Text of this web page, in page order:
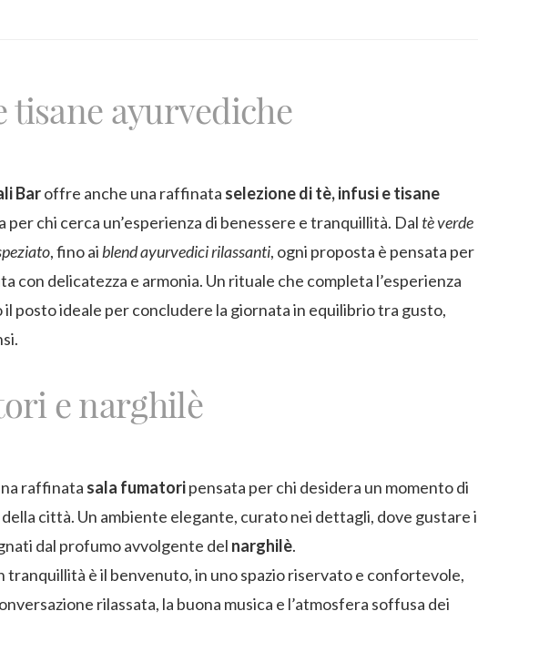
tisane ayurvediche
Baroffre anche una raffinata selezione di tè, infusi e tisane
per chi cerca un’esperienza di benessere e tranquillità. Dal tè verde
, fino ai blend ayurvedici rilassanti, ogni proposta è pensata per
con delicatezza e armonia. Un rituale che completa l’esperienza
posto ideale per concludere la giornata in equilibrio tra gusto,
e narghilè
raffinata sala fumatoripensata per chi desidera un momento di
città. Un ambiente elegante, curato nei dettagli, dove gustare i
dal profumo avvolgente del narghilè.
tranquillità è il benvenuto, in uno spazio riservato e confortevole,
rilassata, la buona musica e l’atmosfera soffusa dei